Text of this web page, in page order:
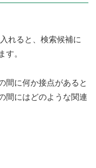
れると、検索候補に
す。
間に何か接点があると
間にはどのような関連